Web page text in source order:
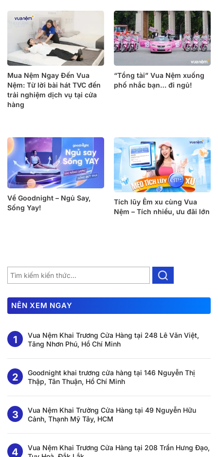
Mua Nệm Ngay Đến Vua
Nệm: Từ lời bài hát TVC đến
trải nghiệm dịch vụ tại cửa
hàng
“Tổng tài” Vua Nệm xuống
phố nhắc bạn… đi ngủ!
Về Goodnight – Ngủ Say,
Sống Yay!
Tích lũy Êm xu cùng Vua
Nệm – Tích nhiều, ưu đãi lớn
NÊN XEM NGAY
Vua Nệm Khai Trương Cửa Hàng tại 248 Lê Văn Việt,
Tăng Nhơn Phú, Hồ Chí Minh
Goodnight khai trương cửa hàng tại 146 Nguyễn Thị
Thập, Tân Thuận, Hồ Chí Minh
Vua Nệm Khai Trường Cửa Hàng tại 49 Nguyễn Hữu
Cảnh, Thạnh Mỹ Tây, HCM
Vua Nệm Khai Trương Cửa Hàng tại 208 Trần Hưng Đạo,